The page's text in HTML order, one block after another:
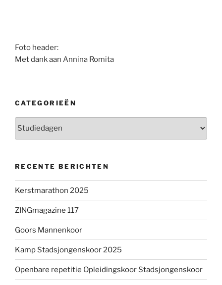
Foto header:
Met dank aan Annina Romita
CATEGORIEËN
RECENTE BERICHTEN
Kerstmarathon 2025
ZINGmagazine 117
Goors Mannenkoor
Kamp Stadsjongenskoor 2025
Openbare repetitie Opleidingskoor Stadsjongenskoor